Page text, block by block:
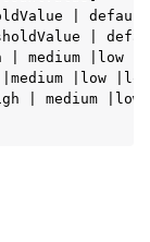
|
|
medium |low
|low
| medium